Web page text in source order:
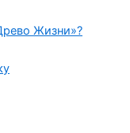
Жизни»?